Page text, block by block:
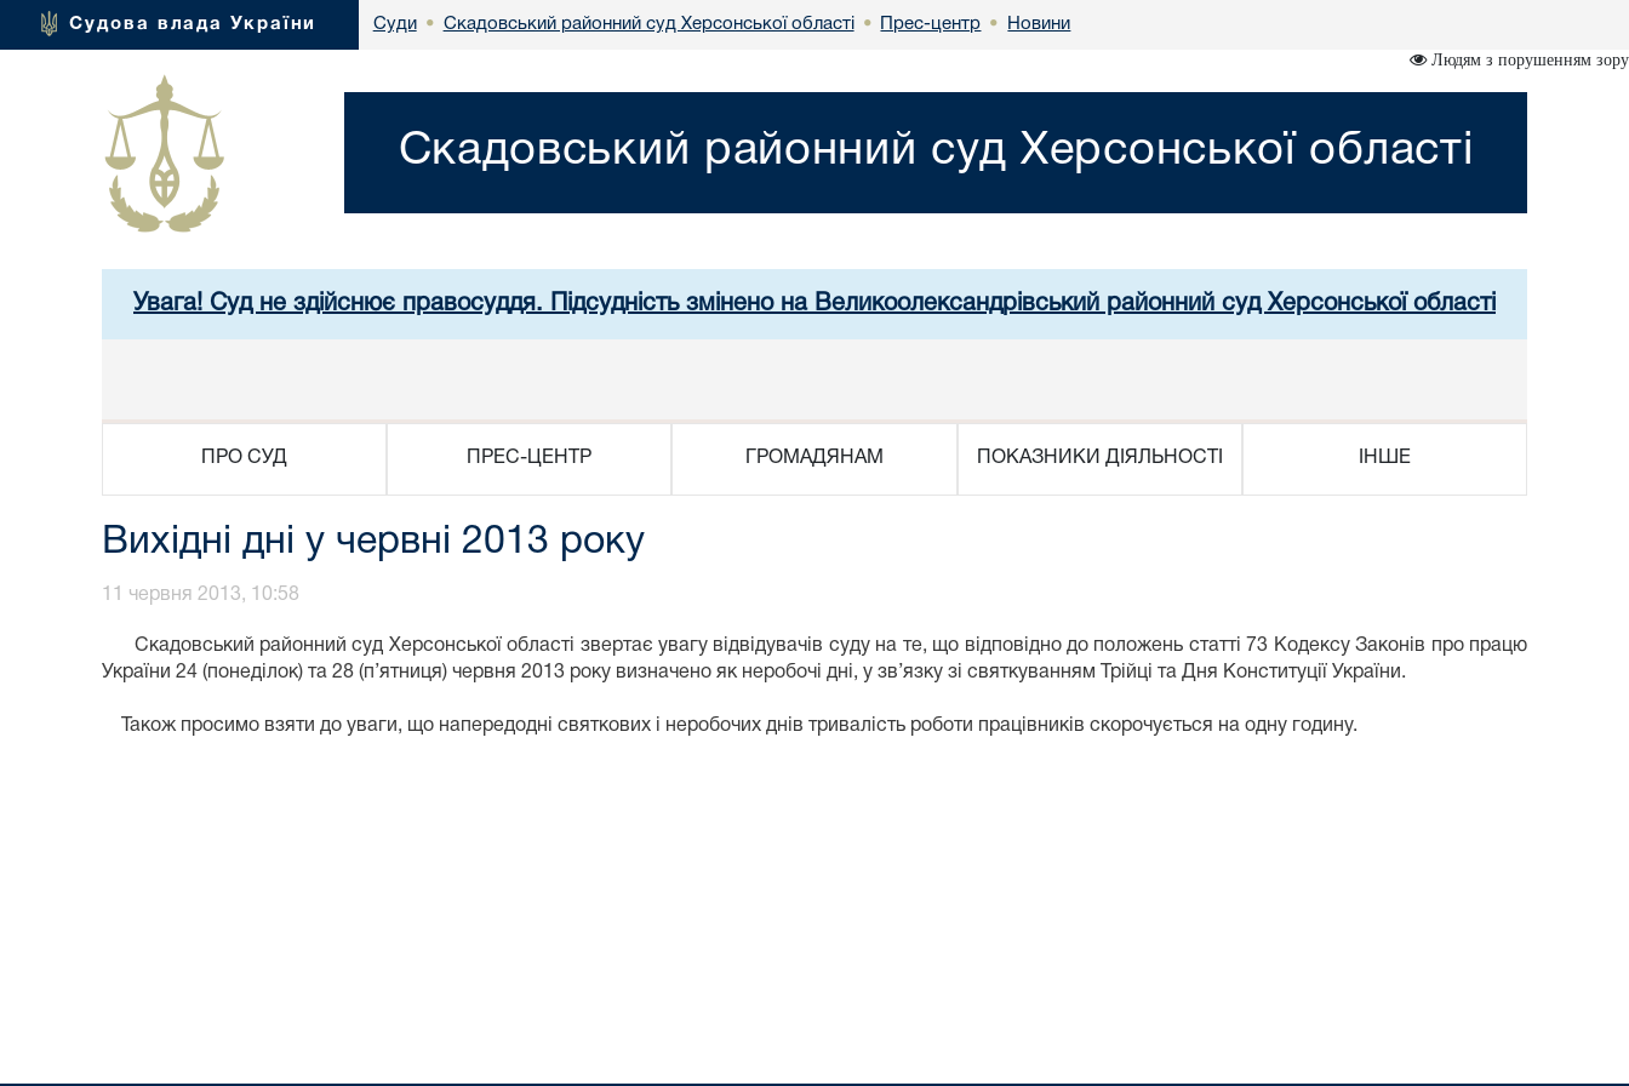
Судова влада України Суди • Скадовський районний суд Херсонської області • Прес-центр • Новини
Людям з порушенням зору
Скадовський районний суд Херсонської області
Увага! Суд не здійснює правосуддя. Підсудність змінено на Великоолександрівський районний суд Херсонської області
ПРО СУД ПРЕС-ЦЕНТР ГРОМАДЯНАМ ПОКАЗНИКИ ДІЯЛЬНОСТІ ІНШЕ
Вихідні дні у червні 2013 року
11 червня 2013, 10:58
Скадовський районний суд Херсонської області звертає увагу відвідувачів суду на те, що відповідно до положень статті 73 Кодексу Законів про працю
України 24 (понеділок) та 28 (п’ятниця) червня 2013 року визначено як неробочі дні, у зв’язку зі святкуванням Трійці та Дня Конституції України.
Також просимо взяти до уваги, що напередодні святкових і неробочих днів тривалість роботи працівників скорочується на одну годину.